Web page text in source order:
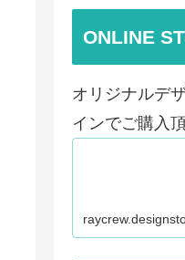
ONLINE
オリジナルデ
インでご購入